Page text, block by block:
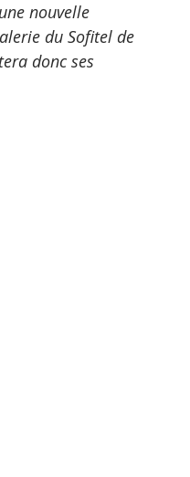
nouvelle
du Sofitel de
donc ses